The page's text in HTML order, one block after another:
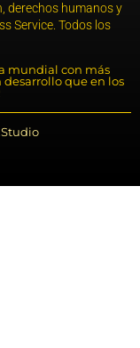
derechos humanos y
Service. Todos los
mundial con más
desarrollo que en los